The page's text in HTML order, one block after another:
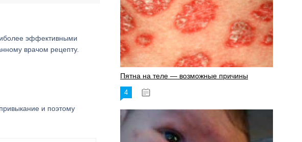
эффективными
врачом рецепту.
и поэтому
Пятна на теле — возможные причины
4